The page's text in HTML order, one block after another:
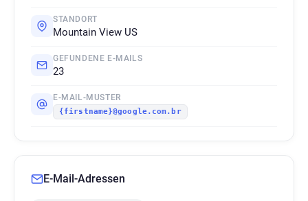
STANDORT
Mountain View US
GEFUNDENE E-MAILS
23
E-MAIL-MUSTER
{firstname}@google.com.br
E-Mail-Adressen